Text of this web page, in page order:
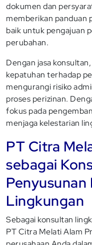
dokumen dan
memberikan panduan
baik untuk pengajuan
perubahan.
Dengan jasa
kepatuhan terhadap
mengurangi risiko
proses perizinan.
fokus pada
menjaga kelestarian
PT Citra
sebagai
Lingkungan
Sebagai konsultan
PT Citra Melati Alam